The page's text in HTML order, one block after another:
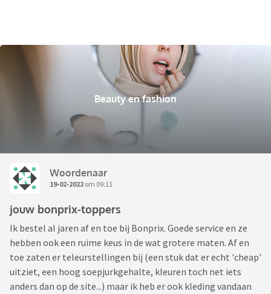
Beauty en fashion
Woordenaar
19-02-2022 om 09:11
jouw bonprix-toppers
Ik bestel al jaren af en toe bij Bonprix. Goede service en ze
hebben ook een ruime keus in de wat grotere maten. Af en
toe zaten er teleurstellingen bij (een stuk dat er echt 'cheap'
uitziet, een hoog soepjurkgehalte, kleuren toch net iets
anders dan op de site...) maar ik heb er ook kleding vandaan